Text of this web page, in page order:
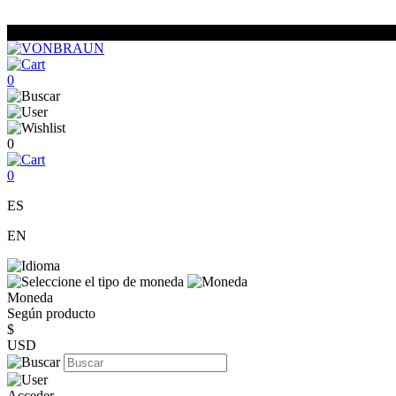
0
0
0
ES
EN
Moneda
Según producto
$
USD